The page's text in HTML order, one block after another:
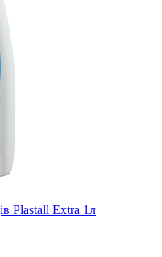
Plastall Extra 1л